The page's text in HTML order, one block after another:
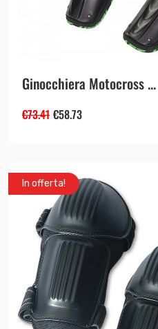
Ginocchiera Motocross ...
€73.41 €58.73
In offerta!